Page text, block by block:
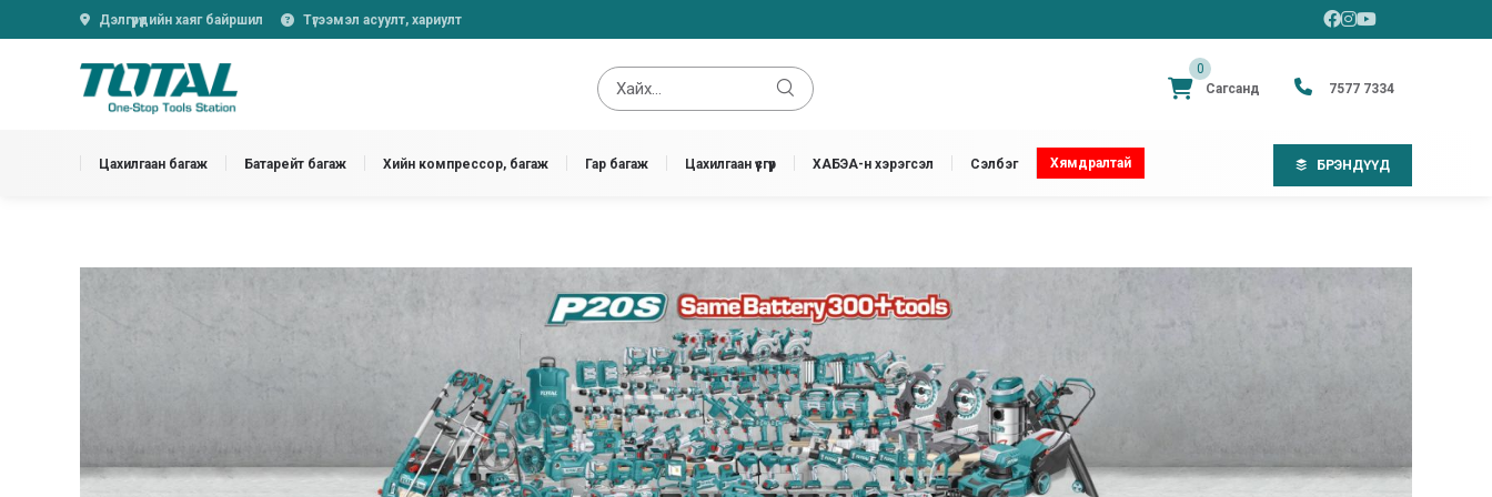
Дэлгүүрүүдийн хаяг байршил Түгээмэл асуулт, хариулт
0
Сагсанд
7577 7334
Цахилгаан багаж Батарейт багаж Хийн компрессор, багаж Гар багаж Цахилгаан үүсгүүр ХАБЭА-н хэрэгсэл Сэлбэг Хямдралтай БРЭНДҮҮД